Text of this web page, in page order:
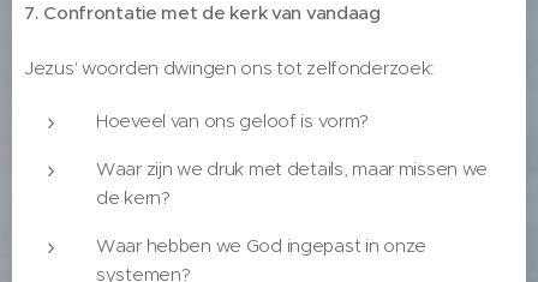
7. Confrontatie met de kerk van vandaag
Jezus' woorden dwingen ons tot zelfonderzoek:
Hoeveel van ons geloof is vorm?
Waar zijn we druk met details, maar missen we
de kern?
Waar hebben we God ingepast in onze
systemen?